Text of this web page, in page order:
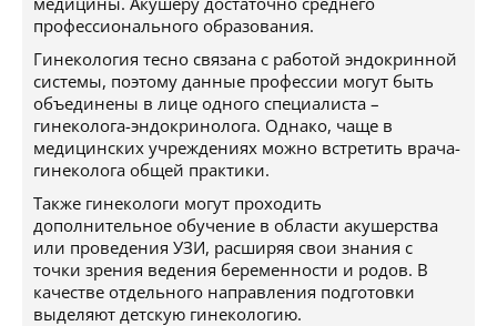
профессионального образования.
Гинекология тесно связана с работой эндокринной
системы, поэтому данные профессии могут быть
объединены в лице одного специалиста –
гинеколога-эндокринолога. Однако, чаще в
медицинских учреждениях можно встретить врача-
гинеколога общей практики.
Также гинекологи могут проходить
дополнительное обучение в области акушерства
или проведения УЗИ, расширяя свои знания с
точки зрения ведения беременности и родов. В
качестве отдельного направления подготовки
выделяют детскую гинекологию.